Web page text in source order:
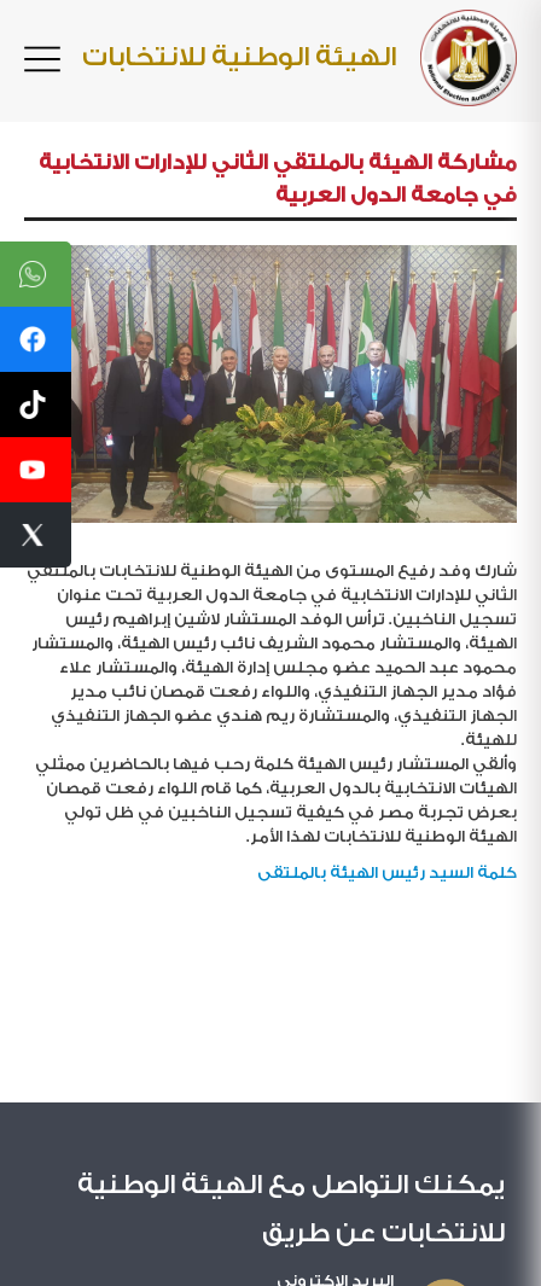
الهيئة الوطنية للانتخابات
مشاركة الهيئة بالملتقي الثاني للإدارات الانتخابية
في جامعة الدول العربية
شارك وفد رفيع المستوى من الهيئة الوطنية للانتخابات بالملتقي
الثاني للإدارات الانتخابية في جامعة الدول العربية تحت عنوان
تسجيل الناخبين. ترأس الوفد المستشار لاشين إبراهيم رئيس
الهيئة، والمستشار محمود الشريف نائب رئيس الهيئة، والمستشار
محمود عبد الحميد عضو مجلس إدارة الهيئة، والمستشار علاء
فؤاد مدير الجهاز التنفيذي، واللواء رفعت قمصان نائب مدير
الجهاز التنفيذي، والمستشارة ريم هندي عضو الجهاز التنفيذي
للهيئة.
وألقي المستشار رئيس الهيئة كلمة رحب فيها بالحاضرين ممثلي
الهيئات الانتخابية بالدول العربية، كما قام اللواء رفعت قمصان
بعرض تجربة مصر في كيفية تسجيل الناخبين في ظل تولي
الهيئة الوطنية للانتخابات لهذا الأمر.
كلمة السيد رئيس الهيئة بالملتقى
يمكنك التواصل مع الهيئة الوطنية
للانتخابات عن طريق
البريد الاكترونى